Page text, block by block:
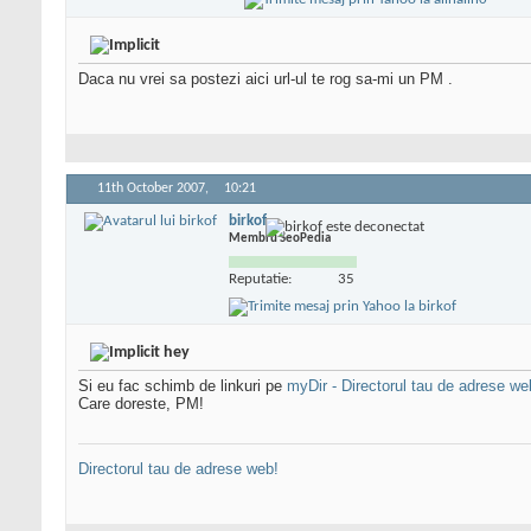
Daca nu vrei sa postezi aici url-ul te rog sa-mi un PM .
11th October 2007, 10:21
birkof
Membru SeoPedia
Reputatie: 35
hey
Si eu fac schimb de linkuri pe myDir - Directorul tau de adrese
Care doreste, PM!
Directorul tau de adrese web!